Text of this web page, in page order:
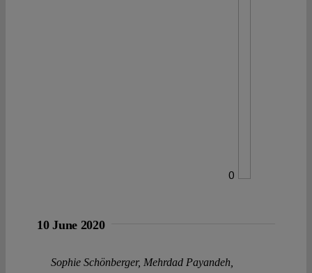
0
10 June 2020
Sophie Schönberger, Mehrdad Payandeh,